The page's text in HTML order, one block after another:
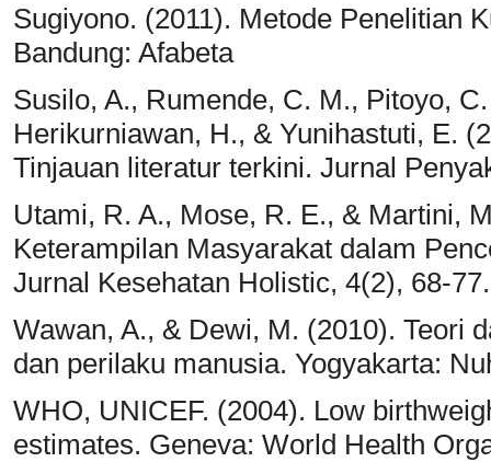
Sugiyono. (2011). Metode Penelitian
Bandung: Afabeta
Susilo, A., Rumende, C. M., Pitoyo,
Herikurniawan, H., & Yunihastuti, E.
Tinjauan literatur terkini. Jurnal
Utami, R. A., Mose, R. E., & Martini,
Keterampilan Masyarakat dalam
Jurnal Kesehatan Holistic, 4(2), 68-77.
Wawan, A., & Dewi, M. (2010). Teori
dan perilaku manusia. Yogyakarta:
WHO, UNICEF. (2004). Low
estimates. Geneva: World Health